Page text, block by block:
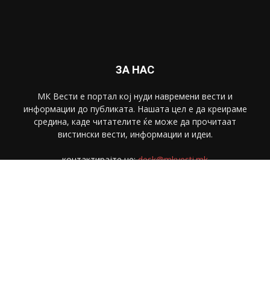
ЗА НАС
МК Вести е портал коj нуди навремени вести и
информации до публиката. Нашата цел е да креираме
средина, каде читателите ќе може да прочитаат
вистински вести, информации и идеи.
контактирајте не:desk@mkvesti.mk